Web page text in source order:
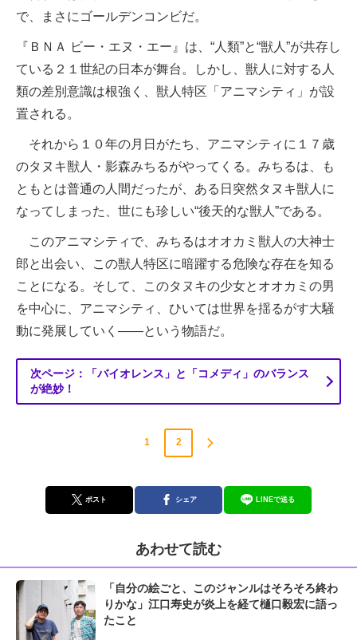
で、まさにゴールデンコンビだ。
『ＢＮＡ ビー・エヌ・エー』は、“人類”と“獣人”が共存し
ている２１世紀の日本が舞台。しかし、獣人に対する人
類の差別意識は根強く、獣人特区「アニマシティ」が設
置される。
それから１０年の月日がたち、アニマシティに１７歳
のタヌキ獣人・影森みちるがやってくる。みちるは、も
ともとは普通の人間だったが、ある日突然タヌキ獣人に
なってしまった、世にも珍しい“後天的な獣人”である。
このアニマシティで、みちるはオオカミ獣人の大神士
郎と出会い、この獣人特区に暗躍する危険な存在を知る
ことになる。そして、このタヌキの少女とオオカミの男
を中心に、アニマシティ、ひいては世界を揺るがす大騒
動に発展していく――という物語だ。
次ページ：「バイオレンス」と「コメディ」のバランス
が絶妙！
1 2
ポスト シェア LINEで送る
あわせて読む
「自分の絵ごと、このジャンルはそろそろ終わ
りかな」江口寿史が炎上を経て樋口毅宏に語っ
たこと